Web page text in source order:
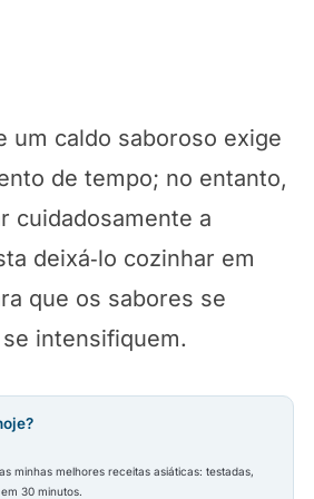
um caldo saboroso exige
de tempo; no entanto,
cuidadosamente a
deixá‑lo cozinhar em
que os sabores se
intensifiquem.
minhas melhores receitas asiáticas: testadas,
30 minutos.